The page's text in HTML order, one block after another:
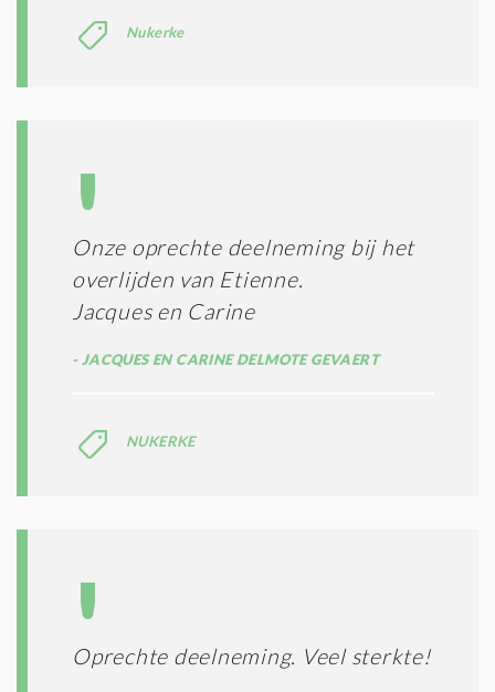
Nukerke
Onze oprechte deelneming bij het
overlijden van Etienne.
Jacques en Carine
JACQUES EN CARINE DELMOTE GEVAERT
NUKERKE
Oprechte deelneming. Veel sterkte!